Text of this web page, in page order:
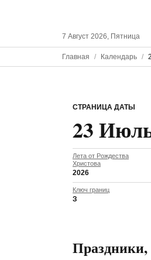
7 Август 2026, Пятница
Главная Календарь
СТРАНИЦА ДАТЫ
23
Лета от Рождества
Христова
2026
Ключ границ
З